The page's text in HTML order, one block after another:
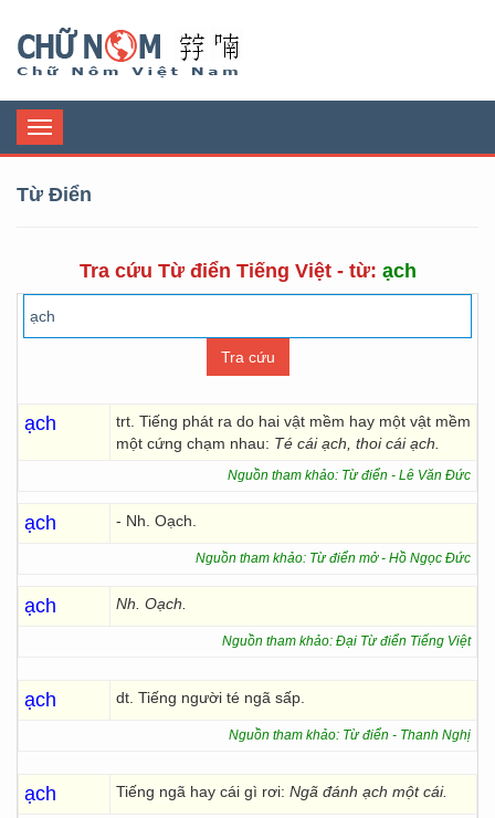
Toggle
navigation
Từ Điển
Tra cứu Từ điển Tiếng Việt - từ: ạch
ạch
trt. Tiếng phát ra do hai vật mềm hay một vật mềm
một cứng chạm nhau: Té cái ạch, thoi cái ạch.
Nguồn tham khảo: Từ điển - Lê Văn Đức
ạch - Nh. Oạch.
Nguồn tham khảo: Từ điển mở - Hồ Ngọc Đức
ạch Nh. Oạch.
Nguồn tham khảo: Đại Từ điển Tiếng Việt
ạch dt. Tiếng người té ngã sấp.
Nguồn tham khảo: Từ điển - Thanh Nghị
ạch Tiếng ngã hay cái gì rơi: Ngã đánh ạch một cái.